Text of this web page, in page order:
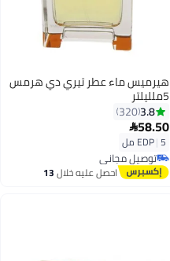
هيرميس ماء عطر تيري دي هرمس
5ملليلتر
3.8
320
58.50
EDP|5 مل
توصيل مجاني
توصيل مجانياحصل عليه خلال13